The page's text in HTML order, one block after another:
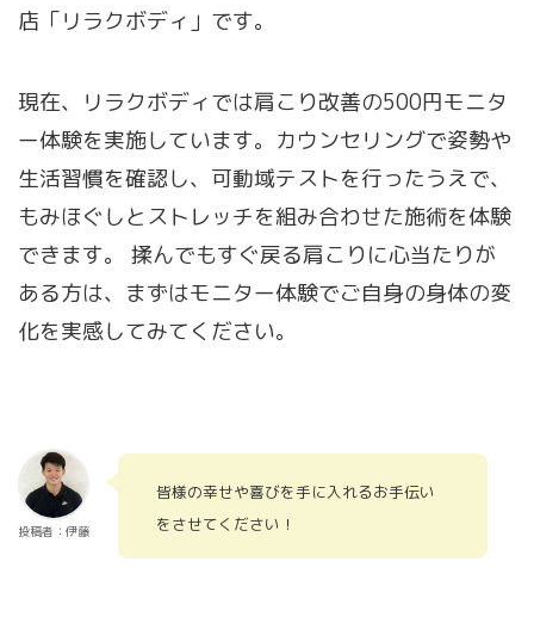
店「リラクボディ」です。
現在、リラクボディでは肩こり改善の500円モニタ
ー体験を実施しています。カウンセリングで姿勢や
生活習慣を確認し、可動域テストを行ったうえで、
もみほぐしとストレッチを組み合わせた施術を体験
できます。 揉んでもすぐ戻る肩こりに心当たりが
ある方は、まずはモニター体験でご自身の身体の変
化を実感してみてください。
投稿者：伊藤
皆様の幸せや喜びを手に入れるお手伝い
をさせてください！